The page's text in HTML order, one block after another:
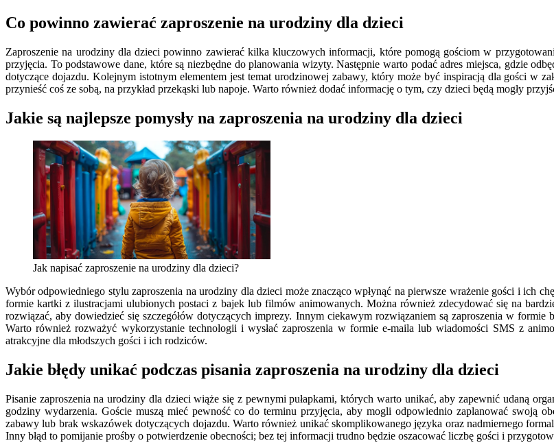
Co powinno zawierać zaproszenie na urodziny dla dzieci
Zaproszenie na urodziny dla dzieci powinno zawierać kilka kluczowych informacji, które pomogą gościom w
przyjęcia. To podstawowe dane, które są niezbędne do planowania wizyty. Następnie warto podać adres miejsca, gdzie
dotyczące dojazdu. Kolejnym istotnym elementem jest temat urodzinowej zabawy, który może być inspiracją dla gości w
przynieść coś ze sobą, na przykład przekąski lub napoje. Warto również dodać informację o tym, czy dzieci będą mogły
Jakie są najlepsze pomysły na zaproszenia na urodziny dla dzieci
Jak napisać zaproszenie na urodziny dla dzieci?
Wybór odpowiedniego stylu zaproszenia na urodziny dla dzieci może znacząco wpłynąć na pierwsze wrażenie gości i ich
formie kartki z ilustracjami ulubionych postaci z bajek lub filmów animowanych. Można również zdecydować się na
rozwiązać, aby dowiedzieć się szczegółów dotyczących imprezy. Innym ciekawym rozwiązaniem są zaproszenia w
Warto również rozważyć wykorzystanie technologii i wysłać zaproszenia w formie e-maila lub wiadomości SMS z
atrakcyjne dla młodszych gości i ich rodziców.
Jakie błędy unikać podczas pisania zaproszenia na urodziny dla dzieci
Pisanie zaproszenia na urodziny dla dzieci wiąże się z pewnymi pułapkami, których warto unikać, aby zapewnić udaną
godziny wydarzenia. Goście muszą mieć pewność co do terminu przyjęcia, aby mogli odpowiednio zaplanować swoją
zabawy lub brak wskazówek dotyczących dojazdu. Warto również unikać skomplikowanego języka oraz nadmiernego
Inny błąd to pomijanie prośby o potwierdzenie obecności; bez tej informacji trudno będzie oszacować liczbę gości i